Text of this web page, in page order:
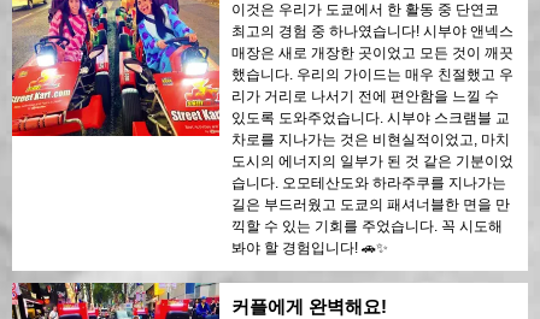
이것은 우리가 도쿄에서 한 활동 중 단연코
최고의 경험 중 하나였습니다! 시부야 앤넥스
매장은 새로 개장한 곳이었고 모든 것이 깨끗
했습니다. 우리의 가이드는 매우 친절했고 우
리가 거리로 나서기 전에 편안함을 느낄 수
있도록 도와주었습니다. 시부야 스크램블 교
차로를 지나가는 것은 비현실적이었고, 마치
도시의 에너지의 일부가 된 것 같은 기분이었
습니다. 오모테산도와 하라주쿠를 지나가는
길은 부드러웠고 도쿄의 패셔너블한 면을 만
끽할 수 있는 기회를 주었습니다. 꼭 시도해
봐야 할 경험입니다! 🚗✨
커플에게 완벽해요!